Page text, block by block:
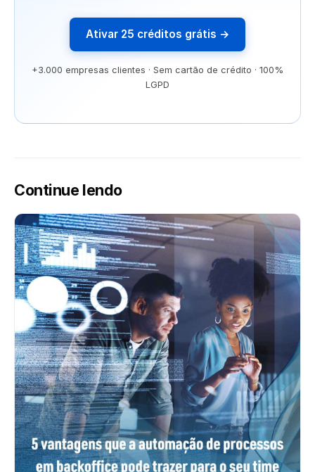
Ativar 25 créditos grátis →
+3.000 empresas clientes · Sem cartão de crédito · 100%
LGPD
Continue lendo